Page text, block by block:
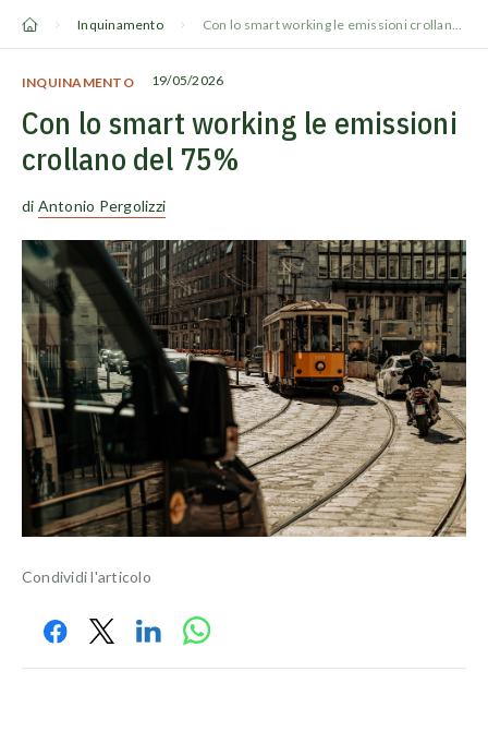
Inquinamento Con lo smart working le emissioni crollano del 75%
INQUINAMENTO 19/05/2026
Con lo smart working le emissioni
crollano del 75%
di Antonio Pergolizzi
Condividi l'articolo